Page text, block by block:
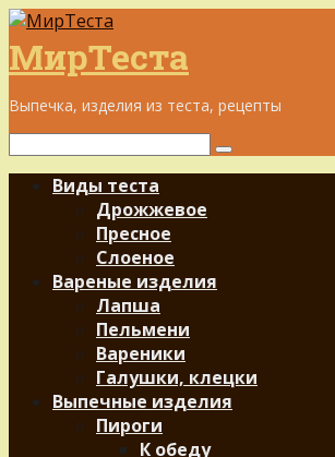
Перейти
к
контенту
МирТеста
Выпечка, изделия из теста, рецепты
Поиск:
Виды теста
Дрожжевое
Пресное
Слоеное
Вареные изделия
Лапша
Пельмени
Вареники
Галушки, клецки
Выпечные изделия
Пироги
К обеду